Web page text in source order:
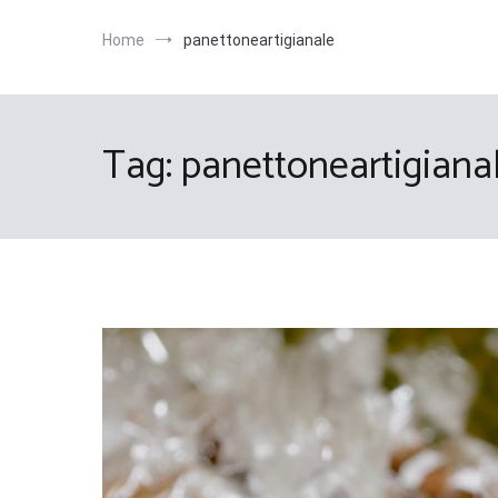
Home panettoneartigianale
Tag: